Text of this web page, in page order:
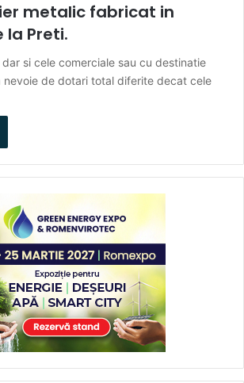
metalic fabricat in
la Preti.
si cele comerciale sau cu destinatie
nevoie de dotari total diferite decat cele